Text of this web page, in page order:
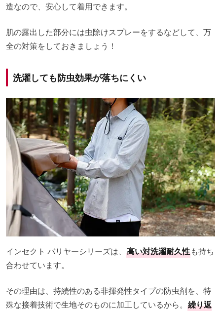
造なので、安心して着用できます。
肌の露出した部分には虫除けスプレーをするなどして、万
全の対策をしておきましょう！
洗濯しても防虫効果が落ちにくい
インセクト バリヤーシリーズは、 高い対洗濯耐久性も持ち
合わせています。
その理由は、持続性のある非揮発性タイプの防虫剤を、特
殊な接着技術で生地そのものに加工しているから。 繰り返